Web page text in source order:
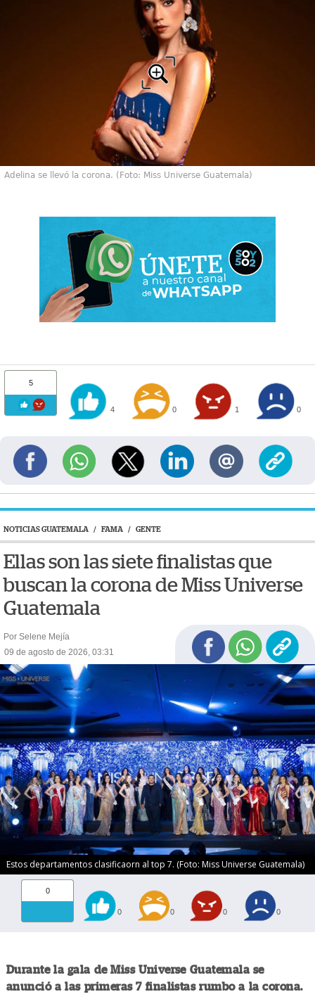
Adelina se llevó la corona. (Foto: Miss Universe Guatemala)
5
4 0 1 0
NOTICIAS GUATEMALA / FAMA / GENTE
Ellas son las siete finalistas que
buscan la corona de Miss Universe
Guatemala
Por Selene Mejía
09 de agosto de 2026, 03:31
Estos departamentos clasificaorn al top 7. (Foto: Miss Universe Guatemala)
0
0 0 0 0
Durante la gala de Miss Universe Guatemala se
anunció a las primeras 7 finalistas rumbo a la corona.